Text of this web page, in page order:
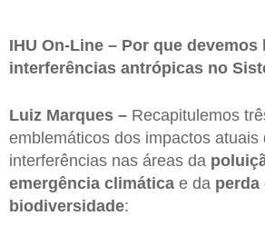
IHU On-Line – Por que devemos
interferências antrópicas no
Luiz Marques – Recapitulemos
emblemáticos dos impactos atuais
interferências nas áreas da
emergência climática e da perda
biodiversidade: